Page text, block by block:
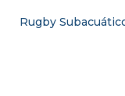
Rugby